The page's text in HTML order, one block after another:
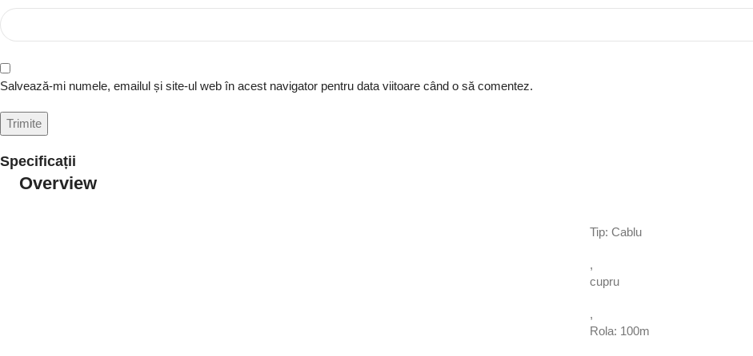
Salvează-mi numele, emailul și site-ul web în acest navigator pentru data viitoare când o să comentez.
Specificații
Overview
Tip: Cablu
,
cupru
,
Rola: 100m